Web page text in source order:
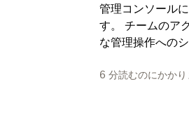
管理コンソール
す。 チームのア
な管理操作への
6 分読むのにかかり